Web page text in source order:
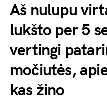
Aš nulupu
lukšto per 5
vertingi
močiutės,
kas žino